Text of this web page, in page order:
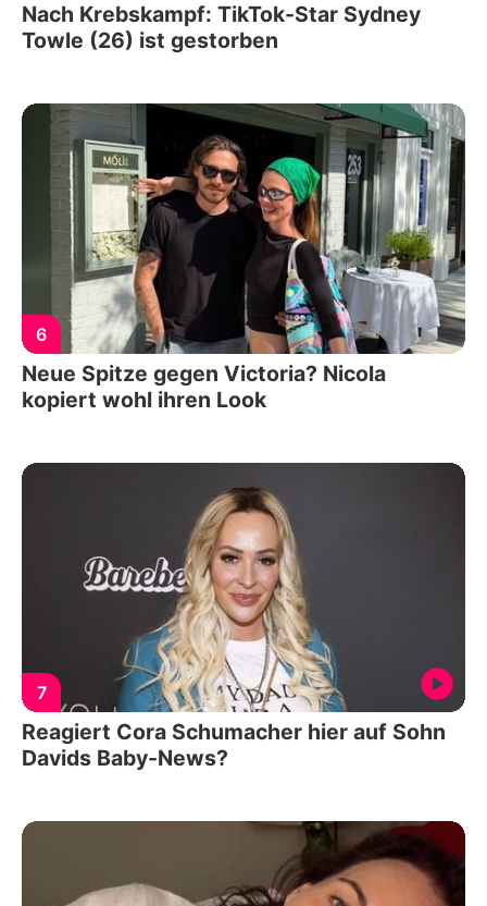
Nach Krebskampf: TikTok-Star Sydney
Towle (26) ist gestorben
6
Neue Spitze gegen Victoria? Nicola
kopiert wohl ihren Look
7
Reagiert Cora Schumacher hier auf Sohn
Davids Baby-News?